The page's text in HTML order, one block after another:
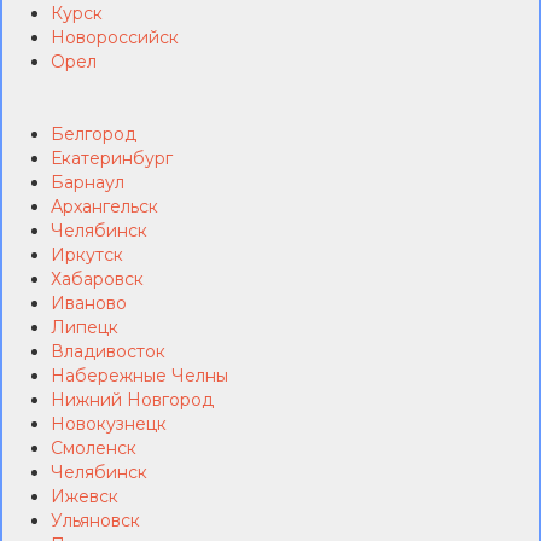
Курск
Новороссийск
Орел
Белгород
Екатеринбург
Барнаул
Архангельск
Челябинск
Иркутск
Хабаровск
Иваново
Липецк
Владивосток
Набережные Челны
Нижний Новгород
Новокузнецк
Смоленск
Челябинск
Ижевск
Ульяновск